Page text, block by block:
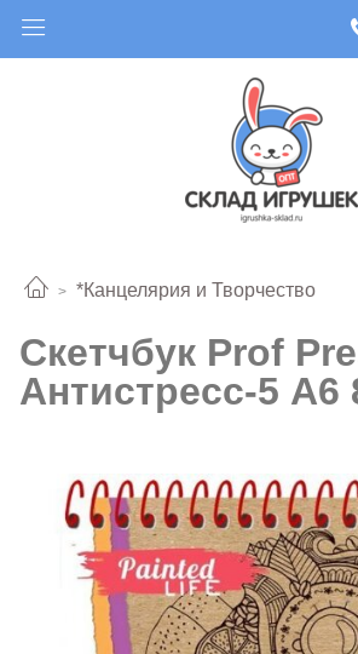
*Канцелярия и Творчество
Скетчбук Prof
Антистресс-5 А6